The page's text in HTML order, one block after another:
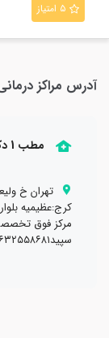
۵ امتیاز
آدرس مراکز
مطب 1 دکتر پيمان علي بيگي
كرج:عظيميه
مركز فوق
سپيد٠٢٦٣٢٥٥٨٦٨١و٠٢٦٣٢٥٥٨٦٨٢و٠٩١٩٩٠١٦٠٩٠